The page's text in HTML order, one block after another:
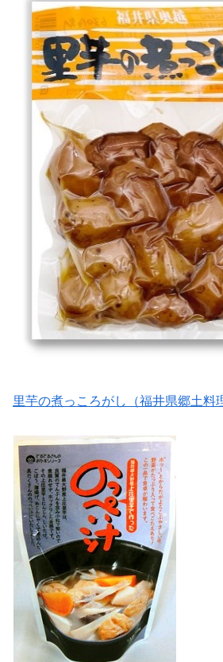
里芋の煮っころがし（福井県郷土料